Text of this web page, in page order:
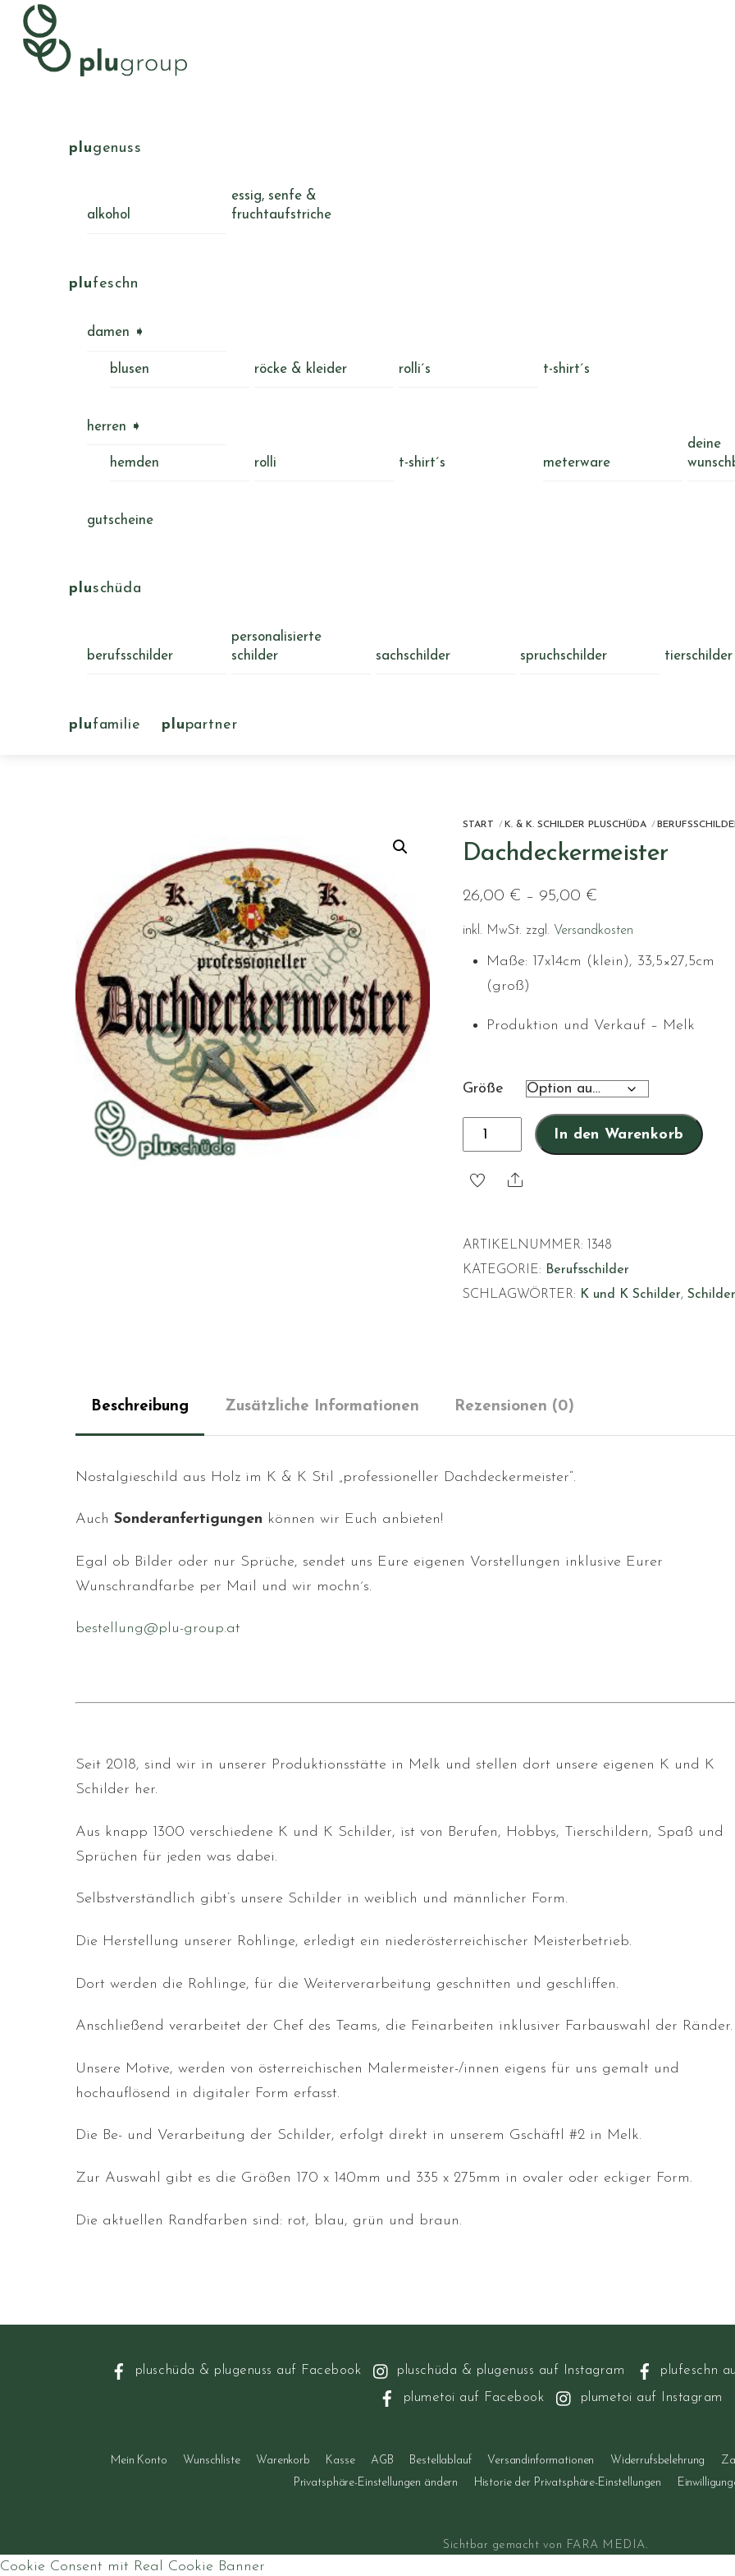
Skip
content
Menu
plugenuss
alkohol
essig, senfe &
fruchtaufstriche
plufeschn
damen ➧
blusen röcke & kleider rolli´s t-shirt´s
herren ➧
hemden rolli t-shirt´s meterware
deine
gutscheine
pluschüda
berufsschilder
personalisierte
schilder
sachschilder spruchschilder tierschilder
plufamilie plupartner
START K. & K. SCHILDER PLUSCHÜDA
Dachdeckermeister
26,00 € – 95,00 €
inkl. MwSt. zzgl. Versandkosten
Maße: 17x14cm (klein), 33,5×27,5cm
(groß)
Produktion und Verkauf – Melk
Größe
Dachdeckermeister
Menge
In den Warenkorb
Share
ARTIKELNUMMER:
1348
KATEGORIE: Berufsschilder
SCHLAGWÖRTER: K und K Schilder, Schilder
Beschreibung Zusätzliche Informationen Rezensionen (0)
Nostalgieschild aus Holz im K & K Stil „professioneller Dachdeckermeister“.
Auch Sonderanfertigungen können wir Euch anbieten!
Egal ob Bilder oder nur Sprüche, sendet uns Eure eigenen Vorstellungen inklusive Eurer
Wunschrandfarbe per Mail und wir mochn´s.
bestellung@plu-group.at
Seit 2018, sind wir in unserer Produktionsstätte in Melk und stellen dort unsere eigenen K und K
Schilder her.
Aus knapp 1300 verschiedene K und K Schilder, ist von Berufen, Hobbys, Tierschildern, Spaß und
Sprüchen für jeden was dabei.
Selbstverständlich gibt’s unsere Schilder in weiblich und männlicher Form.
Die Herstellung unserer Rohlinge, erledigt ein niederösterreichischer Meisterbetrieb.
Dort werden die Rohlinge, für die Weiterverarbeitung geschnitten und geschliffen.
Anschließend verarbeitet der Chef des Teams, die Feinarbeiten inklusiver Farbauswahl der Ränder.
Unsere Motive, werden von österreichischen Malermeister-/innen eigens für uns gemalt und
hochauflösend in digitaler Form erfasst.
Die Be- und Verarbeitung der Schilder, erfolgt direkt in unserem Gschäftl #2 in Melk.
Zur Auswahl gibt es die Größen 170 x 140mm und 335 x 275mm in ovaler oder eckiger Form.
Die aktuellen Randfarben sind: rot, blau, grün und braun.
pluschüda & plugenuss auf Facebook pluschüda & plugenuss auf Instagram plufeschn
plumetoi auf Facebook
plumetoi auf Instagram
Mein Konto Wunschliste Warenkorb Kasse AGB Bestellablauf Versandinformationen Widerrufsbelehrung
Privatsphäre-Einstellungen ändern
Historie der Privatsphäre-Einstellungen
Sichtbar gemacht von FARA MEDIA.
Cookie Consent mit Real Cookie Banner